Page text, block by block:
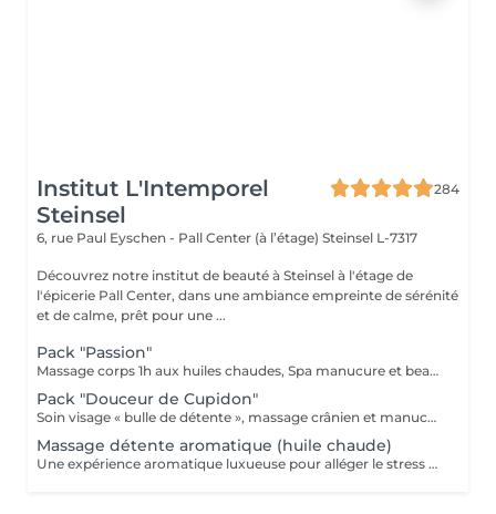
Institut L'Intemporel
Steinsel
284
6, rue Paul Eyschen - Pall Center (à l’étage) Steinsel L-7317
Découvrez notre institut de beauté à Steinsel à l'étage de
l'épicerie Pall Center, dans une ambiance empreinte de sérénité
et de calme, prêt pour une ...
Pack "Passion"
Massage corps 1h aux huiles chaudes, Spa manucure et beauté des pieds + bain de paraffine
Pack "Douceur de Cupidon"
Soin visage « bulle de détente », massage crânien et manucure
Massage détente aromatique (huile chaude)
Une expérience aromatique luxueuse pour alléger le stress et la tension. Ce massage relaxera votre corps et votre esprit en profondeur. Il vous procurera un sentiment agréable de bien-être, de décontraction des muscles, une meilleure circulation sanguine, de l'hydratation et de la tonicité.